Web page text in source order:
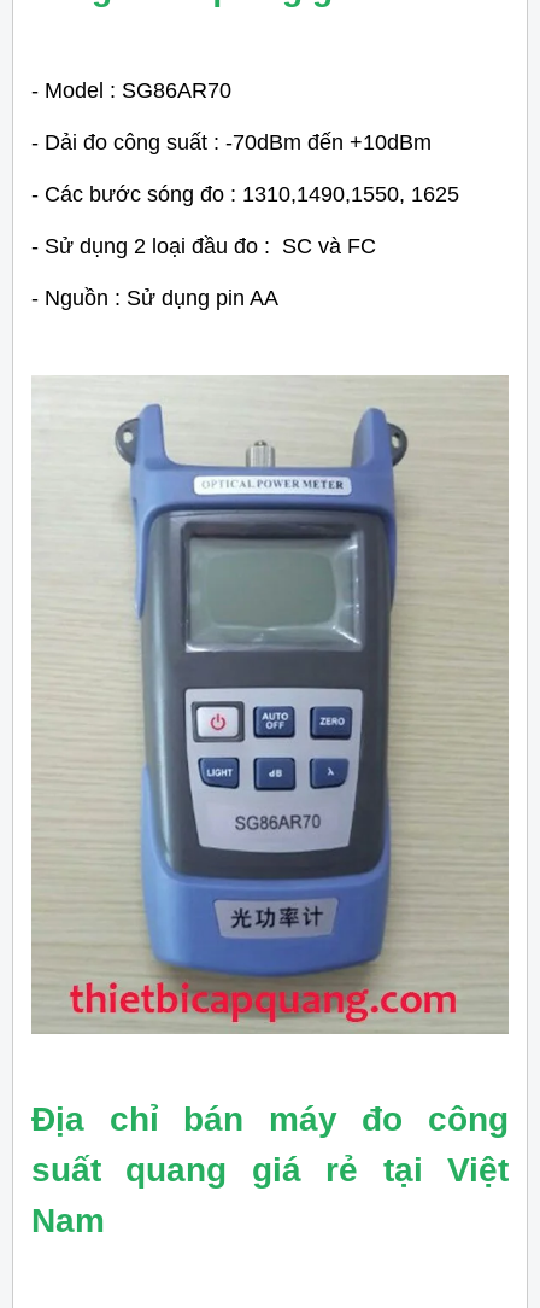
- Model : SG86AR70
- Dải đo công suất : -70dBm đến +10dBm
- Các bước sóng đo : 1310,1490,1550, 1625
- Sử dụng 2 loại đầu đo : SC và FC
- Nguồn : Sử dụng pin AA
Địa chỉ bán máy đo công
suất quang giá rẻ tại Việt
Nam